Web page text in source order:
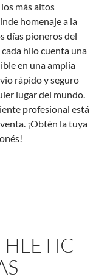
más altos
homenaje a la
días pioneros del
hilo cuenta una
en una amplia
rápido y seguro
lugar del mundo.
profesional está
¡Obtén la tuya